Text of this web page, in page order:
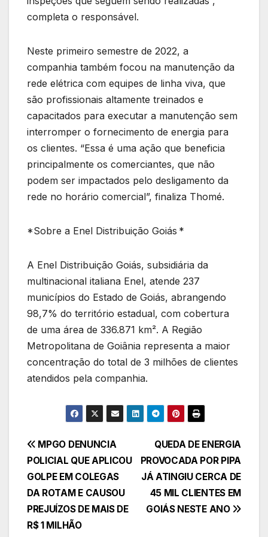
completa o responsável.
Neste primeiro semestre de 2022, a
companhia também focou na manutenção da
rede elétrica com equipes de linha viva, que
são profissionais altamente treinados e
capacitados para executar a manutenção sem
interromper o fornecimento de energia para
os clientes. “Essa é uma ação que beneficia
principalmente os comerciantes, que não
podem ser impactados pelo desligamento da
rede no horário comercial”, finaliza Thomé.
*Sobre a Enel Distribuição Goiás *
A Enel Distribuição Goiás, subsidiária da
multinacional italiana Enel, atende 237
municípios do Estado de Goiás, abrangendo
98,7% do território estadual, com cobertura
de uma área de 336.871 km². A Região
Metropolitana de Goiânia representa a maior
concentração do total de 3 milhões de clientes
atendidos pela companhia.
Navegação
de
Post
QUEDA DE ENERGIA
PROVOCADA POR PIPA
JÁ ATINGIU CERCA DE
45 MIL CLIENTES EM
GOIÁS NESTE ANO
MPGO DENUNCIA
POLICIAL QUE APLICOU
GOLPE EM COLEGAS
DA ROTAM E CAUSOU
PREJUÍZOS DE MAIS DE
R$ 1 MILHÃO